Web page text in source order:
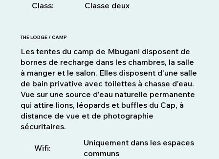
Class:
Classe deux
THE LODGE / CAMP
Les tentes du camp de Mbugani disposent de
bornes de recharge dans les chambres, la salle
à manger et le salon. Elles disposent d'une salle
de bain privative avec toilettes à chasse d'eau.
Vue sur une source d'eau naturelle permanente
qui attire lions, léopards et buffles du Cap, à
distance de vue et de photographie
sécuritaires.
Wifi:
Uniquement dans les espaces
communs